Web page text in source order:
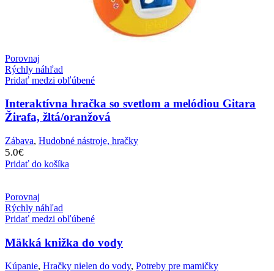
Porovnaj
Rýchly náhľad
Pridať medzi obľúbené
Interaktívna hračka so svetlom a melódiou Gitara
Žirafa, žltá/oranžová
Zábava, Hudobné nástroje, hračky
5.0€
Pridať do košíka
Porovnaj
Rýchly náhľad
Pridať medzi obľúbené
Mäkká knižka do vody
Kúpanie, Hračky nielen do vody, Potreby pre mamičky